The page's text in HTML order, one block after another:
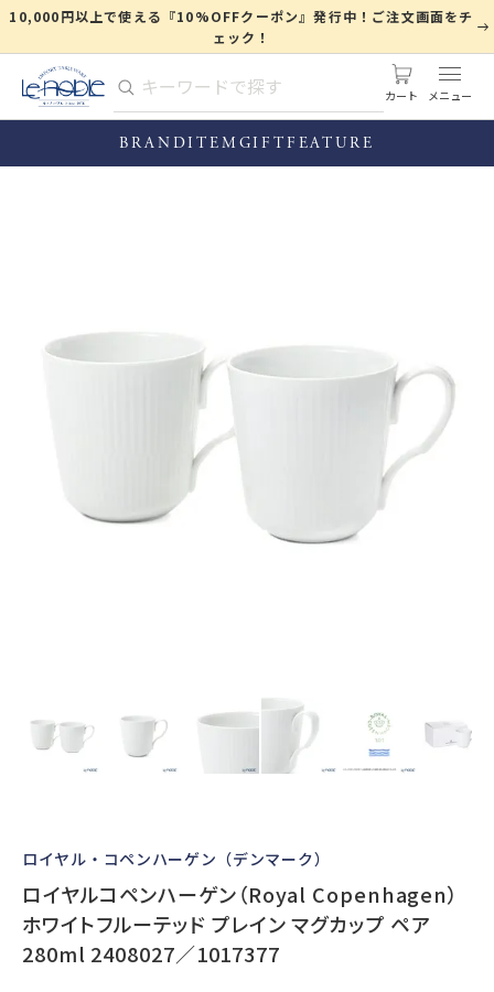
10,000円以上で使える『10%OFFクーポン』発行中！ご注文画面をチ
ェック！
カート
BRANDITEM GIFTFEATURE
ロイヤル・コペンハーゲン（デンマーク）
ロイヤルコペンハーゲン（Royal Copenhagen）
ホワイトフルーテッド プレイン マグカップ ペア
280ml 2408027／1017377